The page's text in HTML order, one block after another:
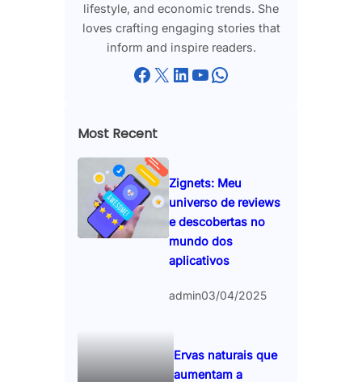
lifestyle, and economic trends. She
loves crafting engaging stories that
inform and inspire readers.
Facebook X LinkedIn YouTube WhatsApp
Most Recent
Zignets: Meu
universo de reviews
e descobertas no
mundo dos
aplicativos
admin03/04/2025
Ervas naturais que
aumentam a